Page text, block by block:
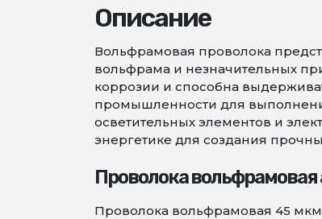
Описание
Вольфрамовая проволока
вольфрама и незначительных
коррозии и способна
промышленности для
осветительных элементов и
энергетике для создания
Проволока вольфрамовая
Проволока вольфрамовая 45 мкм